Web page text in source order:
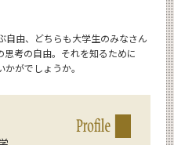
自由、どちらも大学生のみなさん
考の自由。それを知るために
がでしょうか。